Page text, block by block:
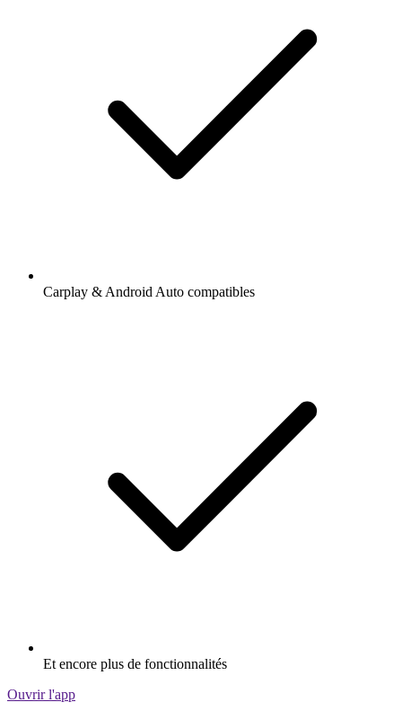
Carplay & Android Auto compatibles
Et encore plus de fonctionnalités
Ouvrir l'app